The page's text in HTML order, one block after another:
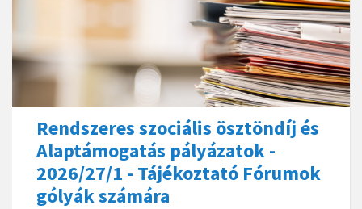
Rendszeres szociális ösztöndíj és
Alaptámogatás pályázatok -
2026/27/1 - Tájékoztató Fórumok
gólyák számára